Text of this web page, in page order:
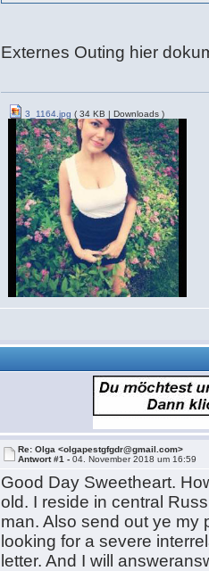
Externes Outing hier
3_1164.jpg ( 34 KB | Downloads )
Re: Olga <olgapestgfgdr@gmail.com>
Antwort #1 -04. November 2018 um 16:59
Good Day Sweetheart.
old. I reside in central
man. Also send out ye my
looking for a severe
letter. And I will